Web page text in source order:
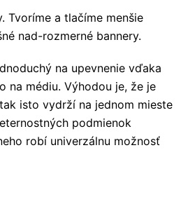
Tvoríme a tlačíme menšie
nad-rozmerné bannery.
na upevnenie vďaka
na médiu. Výhodou je, že je
isto vydrží na jednom mieste
podmienok
robí univerzálnu možnosť